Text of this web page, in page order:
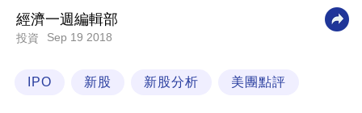
科
技
場
經濟一週編輯部
投資 Sep 19 2018
IPO 新股 新股分析 美團點評